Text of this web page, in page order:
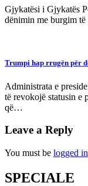
Gjykatësi i Gjykatës
dënimin me burgim
Trumpi hap rrugën për
Administrata e
të revokojë statusin e
që…
Leave a Reply
You must be logged in
SPECIALE